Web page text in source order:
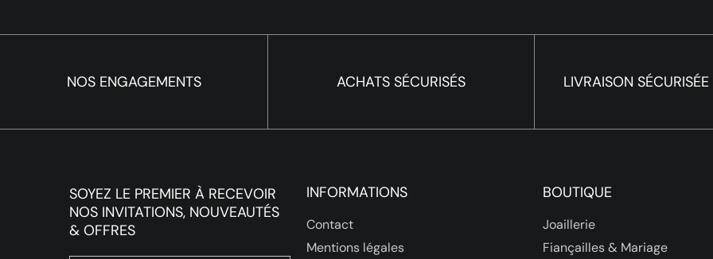
NOS ENGAGEMENTS ACHATS SÉCURISÉS LIVRAISON
SOYEZ LE PREMIER À RECEVOIR
NOS INVITATIONS, NOUVEAUTÉS
& OFFRES
INFORMATIONS
Contact
Mentions légales
BOUTIQUE
Joaillerie
Fiançailles & Mariage